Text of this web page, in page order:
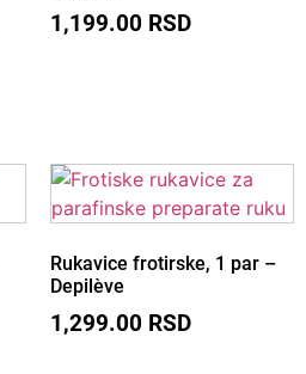
1,199.00 RSD
Brz pregled
Rukavice frotirske, 1 par –
Depilève
1,299.00 RSD